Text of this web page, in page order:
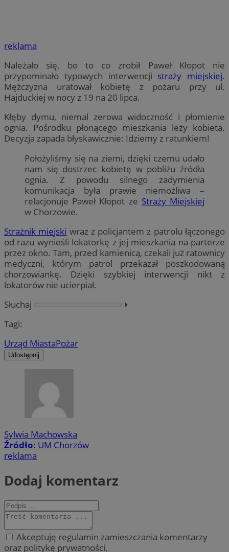
reklama
Należało się, bo to co zrobił Paweł Kłopot nie
przypominało typowych interwencji straży miejskiej.
Mężczyzna uratował kobietę z pożaru przy ul.
Hajduckiej w nocy z 19 na 20 lipca.
Kłęby dymu, niemal zerowa widoczność i płomienie
ognia. Pośrodku płonącego mieszkania leży kobieta.
Decyzja zapada błyskawicznie: Idziemy z ratunkiem!
Położyliśmy się na ziemi, dzięki czemu udało
nam się dostrzec kobietę w pobliżu źródła
ognia. Z powodu silnego zadymienia
komunikacja była prawie niemożliwa –
relacjonuje Paweł Kłopot ze Straży Miejskiej
w Chorzowie.
Strażnik miejski wraz z policjantem z patrolu łączonego
od razu wynieśli lokatorkę z jej mieszkania na parterze
przez okno. Tam, przed kamienicą, czekali już ratownicy
medyczni, którym patrol przekazał poszkodowaną
chorzowiankę. Dzięki szybkiej interwencji nikt z
lokatorów nie ucierpiał.
Słuchaj
⏵︎
Tagi:
Urząd MiastaPożar
Udostępnij
Sylwia Machowska
Źródło: UM Chorzów
reklama
Dodaj komentarz
Akceptuję regulamin zamieszczania komentarzy
oraz politykę prywatności.